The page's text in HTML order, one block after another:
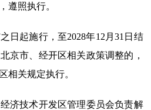
遵照执行。
起施行，至2028年12月31日结
京市、经开区相关政策调整的，
相关规定执行。
技术开发区管理委员会负责解